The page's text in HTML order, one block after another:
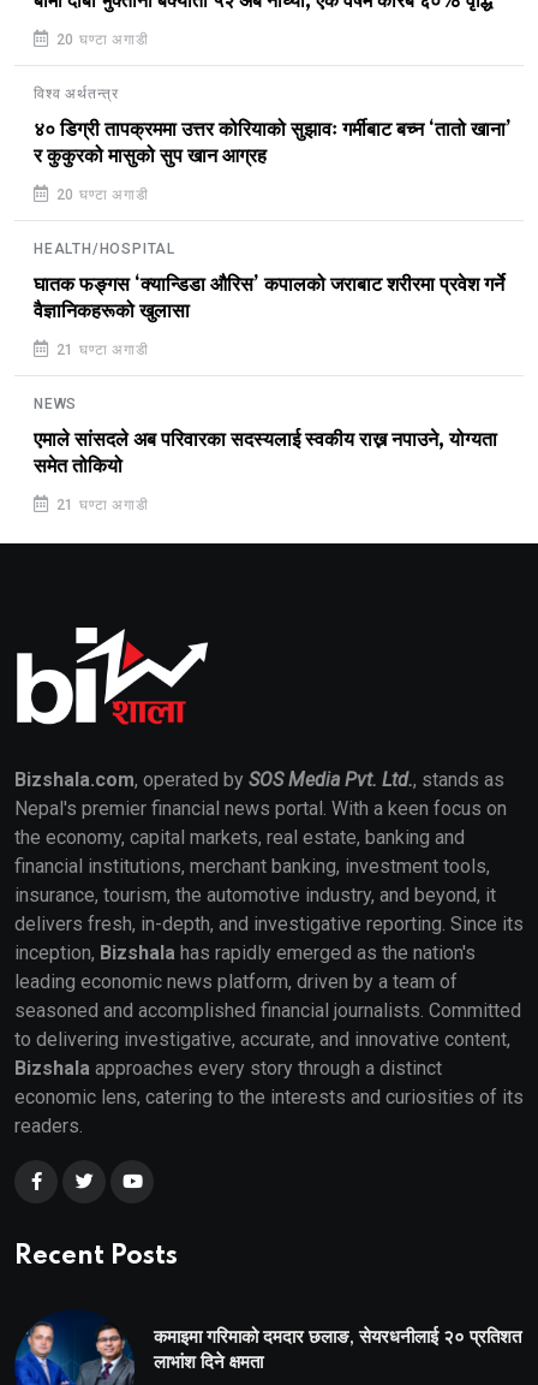
20 घण्टा अगाडी
विश्व अर्थतन्त्र
४० डिग्री तापक्रममा उत्तर कोरियाको सुझावः गर्मीबाट बच्न ‘तातो खाना’
र कुकुरको मासुको सुप खान आग्रह
20 घण्टा अगाडी
HEALTH/HOSPITAL
घातक फङ्गस ‘क्यान्डिडा औरिस’ कपालको जराबाट शरीरमा प्रवेश गर्ने
वैज्ञानिकहरूको खुलासा
21 घण्टा अगाडी
NEWS
एमाले सांसदले अब परिवारका सदस्यलाई स्वकीय राख्न नपाउने, योग्यता
समेत तोकियो
21 घण्टा अगाडी
Bizshala.com, operated by SOS Media Pvt. Ltd., stands as
Nepal's premier financial news portal. With a keen focus on
the economy, capital markets, real estate, banking and
financial institutions, merchant banking, investment tools,
insurance, tourism, the automotive industry, and beyond, it
delivers fresh, in-depth, and investigative reporting. Since its
inception, Bizshala has rapidly emerged as the nation's
leading economic news platform, driven by a team of
seasoned and accomplished financial journalists. Committed
to delivering investigative, accurate, and innovative content,
Bizshala approaches every story through a distinct
economic lens, catering to the interests and curiosities of its
readers.
Recent Posts
कमाइमा गरिमाको दमदार छलाङ, सेयरधनीलाई २० प्रतिशत
लाभांश दिने क्षमता